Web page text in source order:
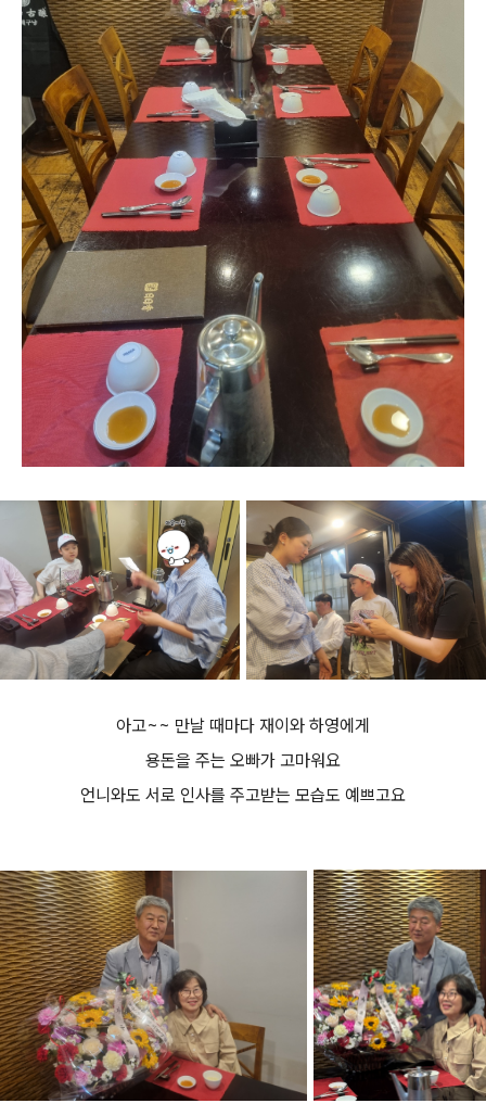
아고~~ 만날 때마다 재이와 하영에게
용돈을 주는 오빠가 고마워요
언니와도 서로 인사를 주고받는 모습도 예쁘고요